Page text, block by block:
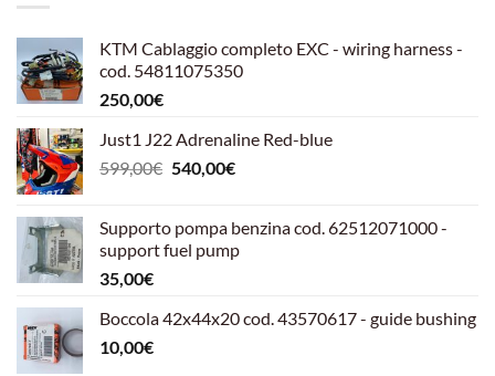
KTM Cablaggio completo EXC - wiring harness -
cod. 54811075350
250,00€
Just1 J22 Adrenaline Red-blue
599,00€ Il
era:
599,00€.
540,00€Il
è:
540,00€.
Supporto pompa benzina cod. 62512071000 -
support fuel pump
35,00€
Boccola 42x44x20 cod. 43570617 - guide bushing
10,00€